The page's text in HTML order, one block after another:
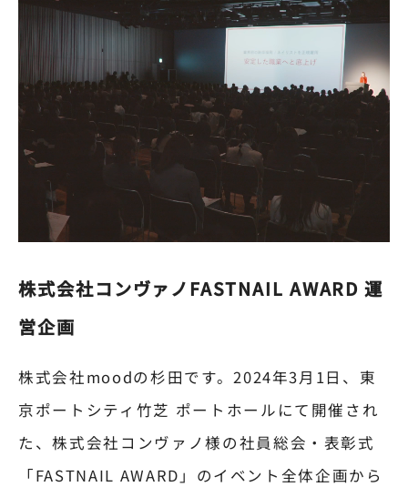
株式会社コンヴァノFASTNAIL AWARD 運
営企画
株式会社moodの杉田です。2024年3月1日、東
京ポートシティ竹芝 ポートホールにて開催され
た、株式会社コンヴァノ様の社員総会・表彰式
「FASTNAIL AWARD」のイベント全体企画から